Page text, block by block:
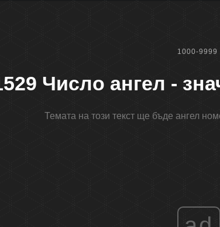
1000-9999
Число ангел -
Темата на този текст ще бъде ангел